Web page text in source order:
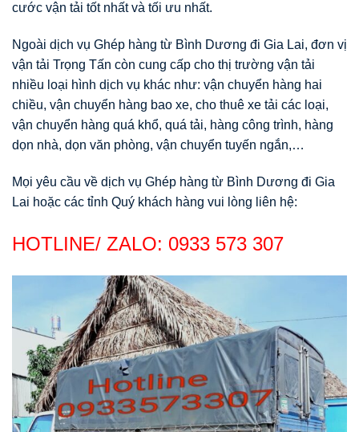
cước vận tải tốt nhất và tối ưu nhất.
Ngoài dịch vụ Ghép hàng từ Bình Dương đi Gia Lai, đơn vị
vận tải Trọng Tấn còn cung cấp cho thị trường vận tải
nhiều loại hình dịch vụ khác như: vận chuyển hàng hai
chiều, vận chuyển hàng bao xe, cho thuê xe tải các loại,
vận chuyển hàng quá khổ, quá tải, hàng công trình, hàng
dọn nhà, dọn văn phòng, vận chuyển tuyến ngắn,…
Mọi yêu cầu về dịch vụ Ghép hàng từ Bình Dương đi Gia
Lai hoặc các tỉnh Quý khách hàng vui lòng liên hệ:
HOTLINE/ ZALO: 0933 573 307